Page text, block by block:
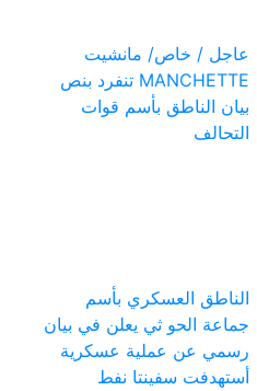
عاجل / خاص/ مانشيت
MANCHETTE تنفرد بنص
بيان الناطق بأسم قوات
التحالف
الناطق العسكري بأسم
جماعة الحو ثي يعلن في بيان
رسمي عن عملية عسكرية
أستهدفت سفينتا نفط